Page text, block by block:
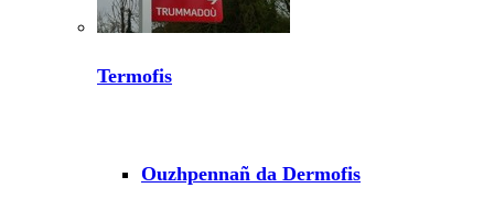
Termofis
Ouzhpennañ da Dermofis